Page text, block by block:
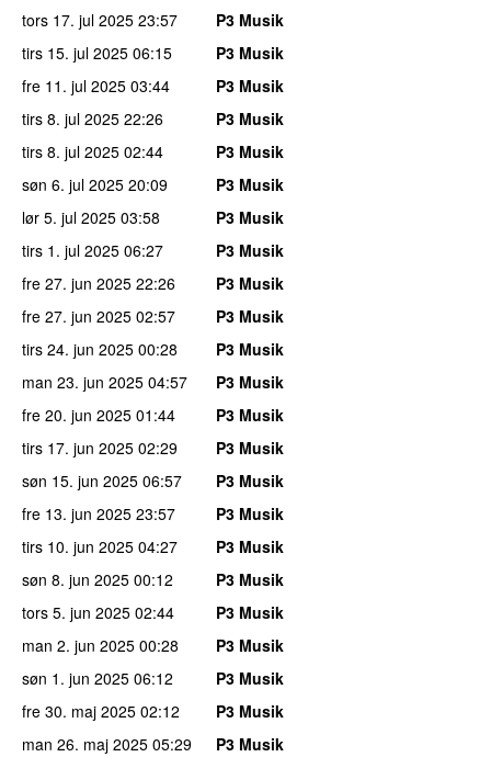
tors 17. jul 2025 23:57
P3 Musik
tirs 15. jul 2025 06:15
P3 Musik
fre 11. jul 2025 03:44
P3 Musik
tirs 8. jul 2025 22:26
P3 Musik
tirs 8. jul 2025 02:44
P3 Musik
søn 6. jul 2025 20:09
P3 Musik
lør 5. jul 2025 03:58
P3 Musik
tirs 1. jul 2025 06:27
P3 Musik
fre 27. jun 2025 22:26
P3 Musik
fre 27. jun 2025 02:57
P3 Musik
tirs 24. jun 2025 00:28
P3 Musik
man 23. jun 2025 04:57
P3 Musik
fre 20. jun 2025 01:44
P3 Musik
tirs 17. jun 2025 02:29
P3 Musik
søn 15. jun 2025 06:57
P3 Musik
fre 13. jun 2025 23:57
P3 Musik
tirs 10. jun 2025 04:27
P3 Musik
søn 8. jun 2025 00:12
P3 Musik
tors 5. jun 2025 02:44
P3 Musik
man 2. jun 2025 00:28
P3 Musik
søn 1. jun 2025 06:12
P3 Musik
fre 30. maj 2025 02:12
P3 Musik
man 26. maj 2025 05:29
P3 Musik